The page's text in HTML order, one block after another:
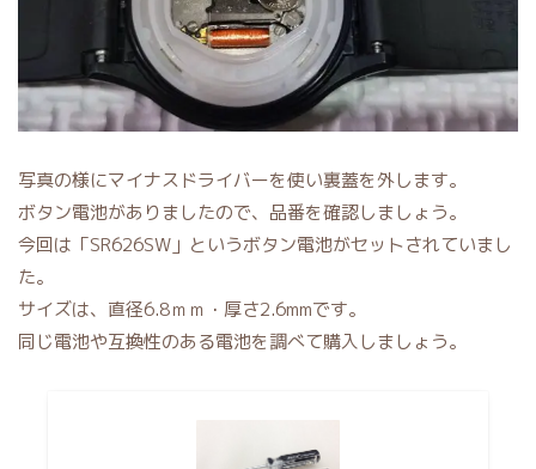
写真の様にマイナスドライバーを使い裏蓋を外します。
ボタン電池がありましたので、品番を確認しましょう。
今回は「SR626SW」というボタン電池がセットされていまし
た。
サイズは、直径6.8ｍｍ・厚さ2.6mmです。
同じ電池や互換性のある電池を調べて購入しましょう。